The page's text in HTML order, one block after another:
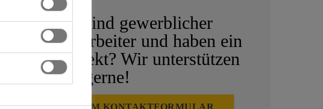
Sie sind gewerblicher
Verarbeiter und haben ein
Projekt? Wir unterstützen
Sie gerne!